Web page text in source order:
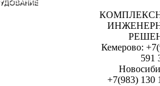
Кемерово:
591
+7(983) 130